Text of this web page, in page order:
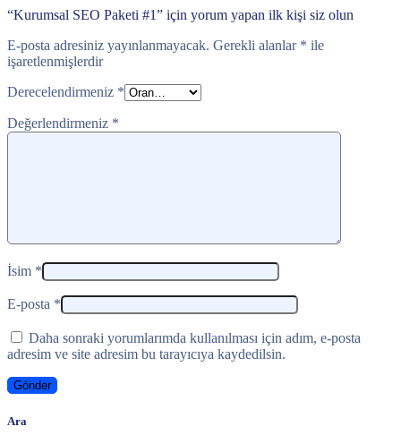
“Kurumsal SEO Paketi #1” için yorum yapan ilk kişi siz olun
E-posta adresiniz yayınlanmayacak. Gerekli alanlar * ile
işaretlenmişlerdir
Derecelendirmeniz *
Değerlendirmeniz *
İsim *
E-posta *
Daha sonraki yorumlarımda kullanılması için adım, e-posta
adresim ve site adresim bu tarayıcıya kaydedilsin.
Ara